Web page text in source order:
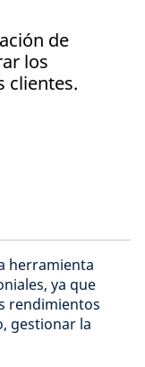
de
los
clientes.
herramienta
ya que
rendimientos
gestionar la